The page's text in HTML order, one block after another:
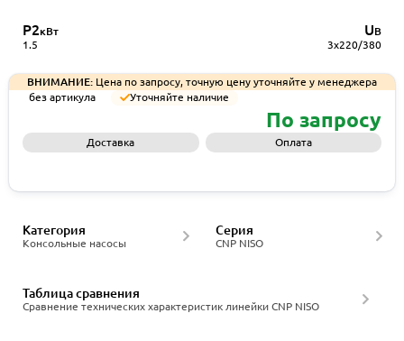
P2кВт
1.5
UВ
3x220/380
ВНИМАНИЕ: Цена по запросу, точную цену уточняйте у менеджера
без артикула
Уточняйте наличие
По запросу
Доставка Оплата
Консольные насосы
Категория
CNP NISO
Серия
Сравнение технических характеристик линейки CNP NISO
Таблица сравнения